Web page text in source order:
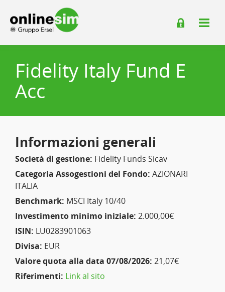
Fidelity Italy Fund E
Acc
Informazioni generali
Società di gestione: Fidelity Funds Sicav
Categoria Assogestioni del Fondo: AZIONARI
ITALIA
Benchmark: MSCI Italy 10/40
Investimento minimo iniziale: 2.000,00€
ISIN: LU0283901063
Divisa: EUR
Valore quota alla data 07/08/2026: 21,07€
Riferimenti: Link al sito